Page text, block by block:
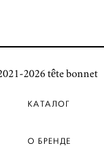
2026 tête bonnet
КАТАЛОГ
О БРЕНДЕ